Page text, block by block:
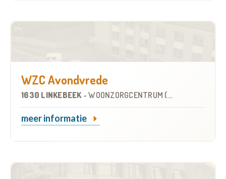
WZC Avondvrede
1630 LINKEBEEK -WOONZORGCENTRUM (WZC)
meer informatie